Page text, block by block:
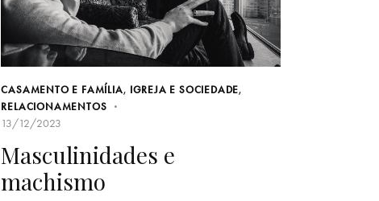
CASAMENTO E FAMÍLIA, IGREJA E SOCIEDADE,
RELACIONAMENTOS
13/12/2023
Masculinidades e
machismo